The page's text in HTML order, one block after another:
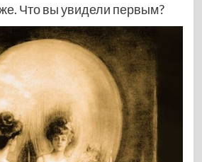
Что вы увидели первым?